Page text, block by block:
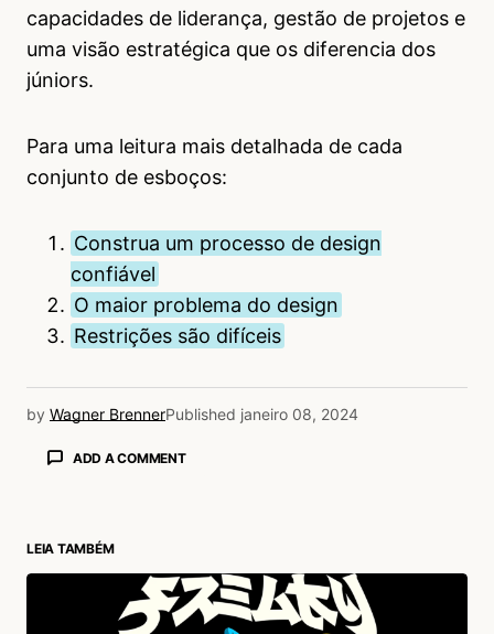
capacidades de liderança, gestão de projetos e
uma visão estratégica que os diferencia dos
júniors.
Para uma leitura mais detalhada de cada
conjunto de esboços:
Construa um processo de design
confiável
O maior problema do design
Restrições são difíceis
by Wagner BrennerPublished janeiro 08, 2024
ADD A COMMENT
LEIA TAMBÉM